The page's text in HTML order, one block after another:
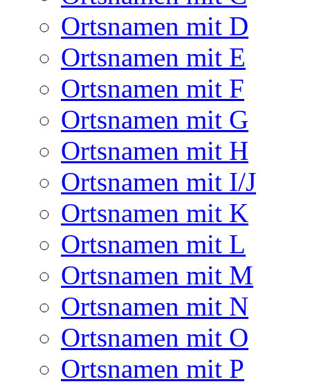
Ortsnamen mit D
Ortsnamen mit E
Ortsnamen mit F
Ortsnamen mit G
Ortsnamen mit H
Ortsnamen mit I/J
Ortsnamen mit K
Ortsnamen mit L
Ortsnamen mit M
Ortsnamen mit N
Ortsnamen mit O
Ortsnamen mit P